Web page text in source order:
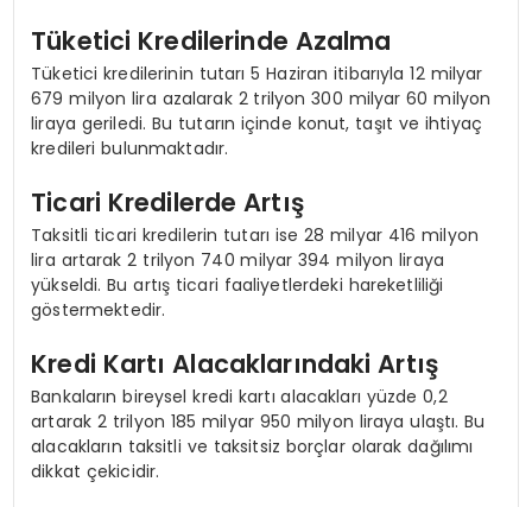
Tüketici Kredilerinde Azalma
Tüketici kredilerinin tutarı 5 Haziran itibarıyla 12 milyar
679 milyon lira azalarak 2 trilyon 300 milyar 60 milyon
liraya geriledi. Bu tutarın içinde konut, taşıt ve ihtiyaç
kredileri bulunmaktadır.
Ticari Kredilerde Artış
Taksitli ticari kredilerin tutarı ise 28 milyar 416 milyon
lira artarak 2 trilyon 740 milyar 394 milyon liraya
yükseldi. Bu artış ticari faaliyetlerdeki hareketliliği
göstermektedir.
Kredi Kartı Alacaklarındaki Artış
Bankaların bireysel kredi kartı alacakları yüzde 0,2
artarak 2 trilyon 185 milyar 950 milyon liraya ulaştı. Bu
alacakların taksitli ve taksitsiz borçlar olarak dağılımı
dikkat çekicidir.